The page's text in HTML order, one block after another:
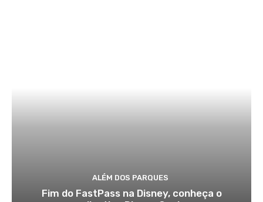
ALÉM DOS PARQUES
Fim do FastPass na Disney, conheça o